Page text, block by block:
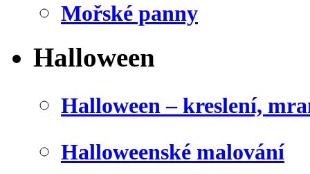
Mořské panny
Halloween
Halloween – kreslení,
Halloweenské malování